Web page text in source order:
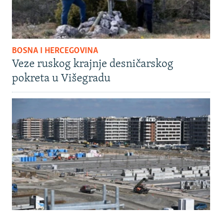
BOSNA I HERCEGOVINA
Veze ruskog krajnje desničarskog
pokreta u Višegradu